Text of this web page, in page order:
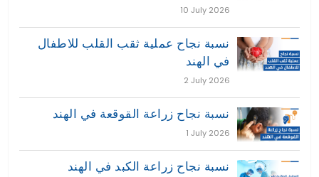
10 July 2026
نسبة نجاح عملية ثقب القلب للاطفال
في الهند
2 July 2026
نسبة نجاح زراعة القوقعة في الهند
1 July 2026
نسبة نجاح زراعة الكبد في الهند